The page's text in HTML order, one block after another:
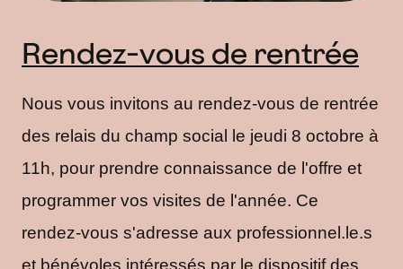
Rendez-vous de rentrée
Nous vous invitons au rendez-vous de rentrée
des relais du champ social le jeudi 8 octobre à
11h, pour prendre connaissance de l'offre et
programmer vos visites de l'année. Ce
rendez-vous s'adresse aux professionnel.le.s